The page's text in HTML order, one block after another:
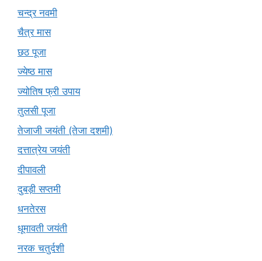
चन्द्र नवमी
चैत्र मास
छठ पूजा
ज्येष्ठ मास
ज्योतिष फ्री उपाय
तुलसी पूजा
तेजाजी जयंती (तेजा दशमी)
दत्तात्रेय जयंती
दीपावली
दुबड़ी सप्तमी
धनतेरस
धूमावती जयंती
नरक चतुर्दशी